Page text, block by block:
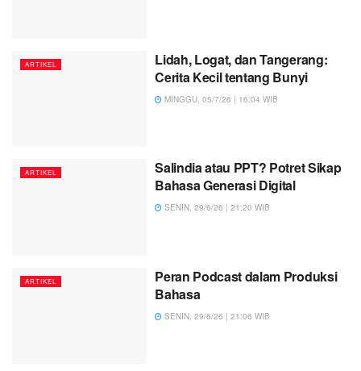
ARTIKEL
Lidah, Logat, dan Tangerang:
Cerita Kecil tentang Bunyi
MINGGU, 05/7/26 | 16:04 WIB
ARTIKEL
Salindia atau PPT? Potret Sikap
Bahasa Generasi Digital
SENIN, 29/6/26 | 21:20 WIB
ARTIKEL
Peran Podcast dalam Produksi
Bahasa
SENIN, 29/6/26 | 21:06 WIB